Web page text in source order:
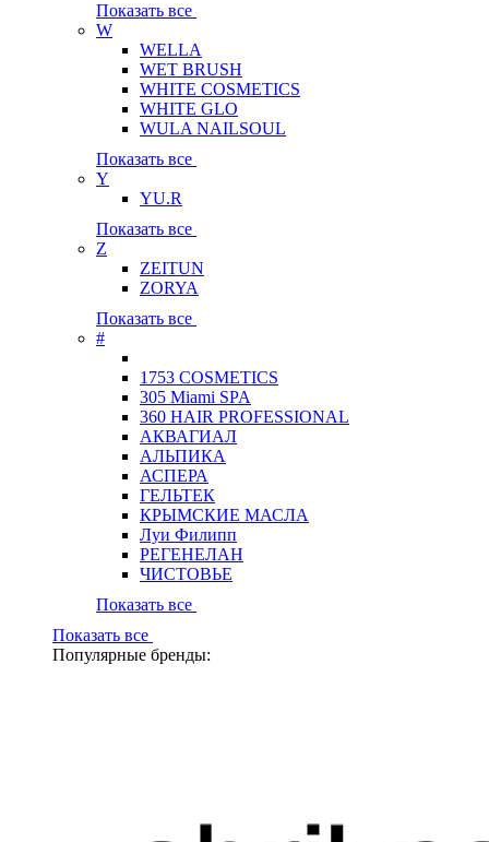
Показать все
W
WELLA
WET BRUSH
WHITE COSMETICS
WHITE GLO
WULA NAILSOUL
Показать все
Y
YU.R
Показать все
Z
ZEITUN
ZORYA
Показать все
#
1753 COSMETICS
305 Miami SPA
360 HAIR PROFESSIONAL
АКВАГИАЛ
АЛЬПИКА
АСПЕРА
ГЕЛЬТЕК
КРЫМСКИЕ МАСЛА
Луи Филипп
РЕГЕНЕЛАН
ЧИСТОВЬЕ
Показать все
Показать все
Популярные бренды: